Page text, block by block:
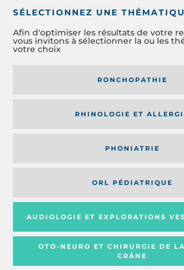
SÉLECTIONNEZ UNE
Afin d'optimiser les résultats de votre
vous invitons à sélectionner la ou les
votre choix
RONCHOPATHIE
RHINOLOGIE ET
PHONIATRIE
ORL PÉDIATRIQUE
AUDIOLOGIE ET EXPLORATIONS
OTO-NEURO ET CHIRURGIE DE
CRÂNE